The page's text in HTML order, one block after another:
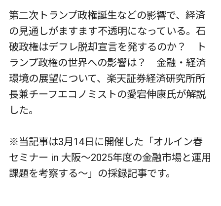
第二次トランプ政権誕生などの影響で、経済
の見通しがますます不透明になっている。石
破政権はデフレ脱却宣言を発するのか？ ト
ランプ政権の世界への影響は？ 金融・経済
環境の展望について、楽天証券経済研究所所
長兼チーフエコノミストの愛宕伸康氏が解説
した。
※当記事は3月14日に開催した「オルイン春
セミナー in 大阪～2025年度の金融市場と運用
課題を考察する～」の採録記事です。